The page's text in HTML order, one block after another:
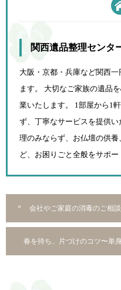
関西遺品整理センタ
大阪・京都・兵庫など関西
ます。 大切なご家族の遺品
業いたします。 1部屋から1
ず、 丁寧なサービスを提供
理のみならず、お仏壇の供養
ど、お困りごと全般をサポー
会社やご家庭の消毒のご相
春を待ち、片づけのコツ〜単